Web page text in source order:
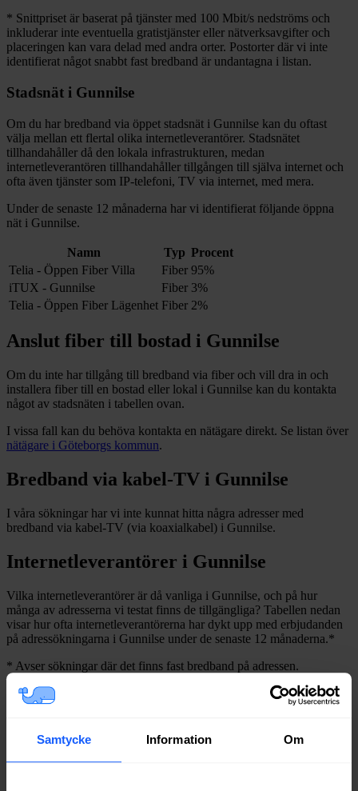
Samtycke Information Om
* Snittpriset är baserat på tjänster med 100 Mbit/s nedströms och
inkluderar inte eventuella gratistjänster eller nätverksavgifter och
placeringen kan vara delad med andra orter. Postorter där vi inte
identifierat något snabbt fast bredband är undantagna i listan.
Stadsnät i Gunnilse
Om du har bredband via öppet stadsnät i Gunnilse kan du oftast
välja mellan ett flertal olika internetleverantörer. Stadsnätet
tillhandahåller då den lokala infrastrukturen, medan
internetleverantören tillhandahåller tillgången till själva internet och
ofta även tjänster som IP-telefoni, TV via internet, med mera.
Under de senaste 12 månaderna har vi identifierat följande öppna
nät i Gunnilse.
Namn Typ Procent
Telia - Öppen Fiber Villa
Fiber 95%
iTUX - Gunnilse
Fiber 3%
Telia - Öppen Fiber Lägenhet Fiber 2%
Anslut fiber till bostad i Gunnilse
Om du inte har tillgång till bredband via fiber och vill dra in och
installera fiber till en bostad eller lokal i Gunnilse kan du kontakta
något av stadsnäten i tabellen ovan.
I vissa fall kan du behöva kontakta en nätägare direkt. Se listan över
nätägare i Göteborgs kommun.
Bredband via kabel-TV i Gunnilse
I våra sökningar har vi inte kunnat hitta några adresser med
bredband via kabel-TV (via koaxialkabel) i Gunnilse.
Internetleverantörer i Gunnilse
Vilka internetleverantörer är då vanliga i Gunnilse, och på hur
många av adresserna vi testat finns de tillgängliga? Tabellen nedan
visar hur ofta internetleverantörerna har dykt upp med erbjudanden
på adressökningarna i Gunnilse under de senaste 12 månaderna.*
* Avser sökningar där det finns fast bredband på adressen.
Leverantör
Allente
Fiber
Net at Once Fiber
51%